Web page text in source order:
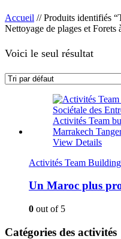
Accueil //Produits identifiés
Nettoyage de plages et Forets
Voici le seul résultat
View Details
Activités Team
Un Maroc plus
0 out of 5
Catégories des activités